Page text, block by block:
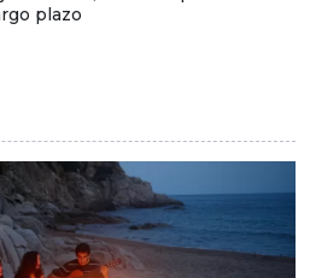
plazo